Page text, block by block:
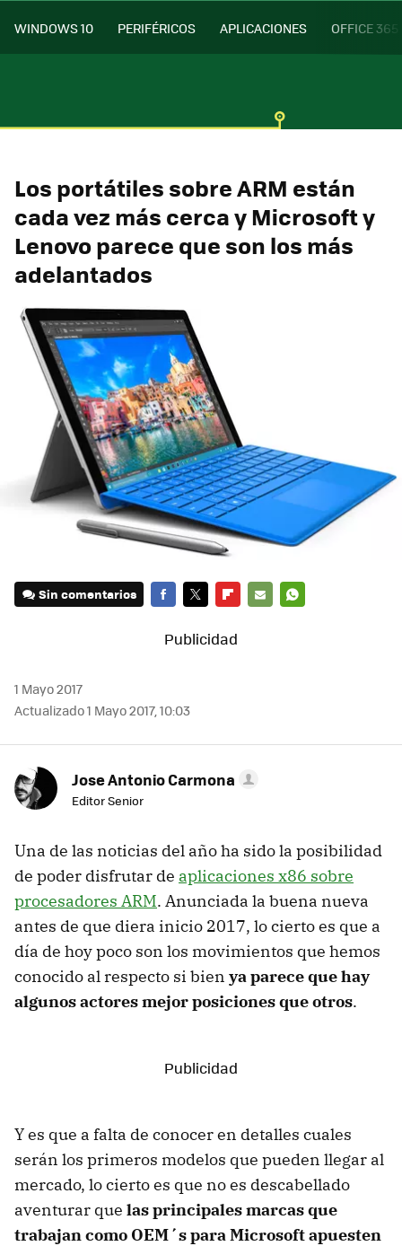
WINDOWS 10 PERIFÉRICOS APLICACIONES OFFICE 365
Los portátiles sobre ARM están
cada vez más cerca y Microsoft y
Lenovo parece que son los más
adelantados
Sin comentarios
1 Mayo 2017
Actualizado 1 Mayo 2017, 10:03
Jose Antonio Carmona
Editor Senior
Una de las noticias del año ha sido la posibilidad
de poder disfrutar de aplicaciones x86 sobre
procesadores ARM. Anunciada la buena nueva
antes de que diera inicio 2017, lo cierto es que a
día de hoy poco son los movimientos que hemos
conocido al respecto si bien ya parece que hay
algunos actores mejor posiciones que otros.
Y es que a falta de conocer en detalles cuales
serán los primeros modelos que pueden llegar al
mercado, lo cierto es que no es descabellado
aventurar que las principales marcas que
trabajan como OEM´s para Microsoft apuesten